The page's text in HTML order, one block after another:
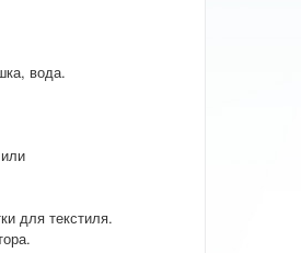
вода.
для текстиля.